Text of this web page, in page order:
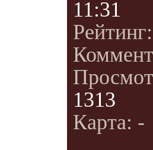
11:31
1313
Карта: -